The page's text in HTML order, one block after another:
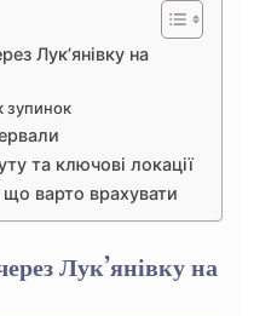
Лук’янівку на
зупинок
та ключові локації
що варто врахувати
Лук’янівку на